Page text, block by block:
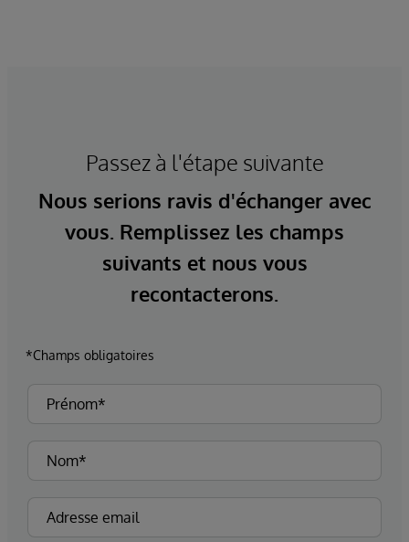
Passez à l'étape suivante
Nous serions ravis d'échanger avec
vous. Remplissez les champs
suivants et nous vous
recontacterons.
*Champs obligatoires